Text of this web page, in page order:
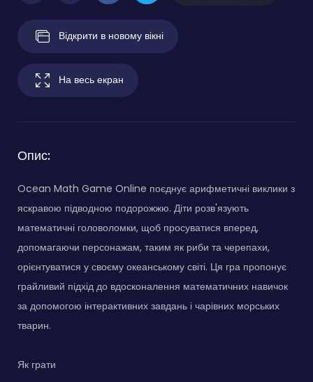
Відкрити в новому вікні
На весь екран
Опис:
Ocean Math Game Online поєднує арифметичні виклики з
яскравою підводною подорожжю. Діти розв'язують
математичні головоломки, щоб просуватися вперед,
допомагаючи персонажам, таким як риби та черепахи,
орієнтуватися у своєму океанському світі. Ця гра пропонує
грайливий підхід до вдосконалення математичних навичок
за допомогою інтерактивних завдань і чарівних морських
тварин.
Як грати